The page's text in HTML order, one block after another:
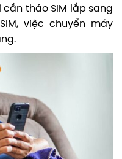
tháo SIM lắp sang
việc chuyển máy